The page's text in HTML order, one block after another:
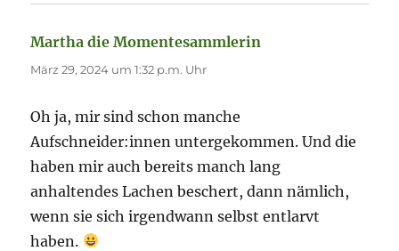
Martha die Momentesammlerin
März 29, 2024 um 1:32 p.m. Uhr
Oh ja, mir sind schon manche
Aufschneider:innen untergekommen. Und die
haben mir auch bereits manch lang
anhaltendes Lachen beschert, dann nämlich,
wenn sie sich irgendwann selbst entlarvt
haben.